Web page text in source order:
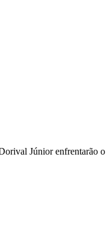
Júnior enfrentarão o